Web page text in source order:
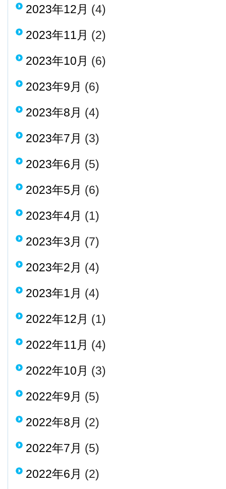
2023年12月 (4)
2023年11月 (2)
2023年10月 (6)
2023年9月 (6)
2023年8月 (4)
2023年7月 (3)
2023年6月 (5)
2023年5月 (6)
2023年4月 (1)
2023年3月 (7)
2023年2月 (4)
2023年1月 (4)
2022年12月 (1)
2022年11月 (4)
2022年10月 (3)
2022年9月 (5)
2022年8月 (2)
2022年7月 (5)
2022年6月 (2)